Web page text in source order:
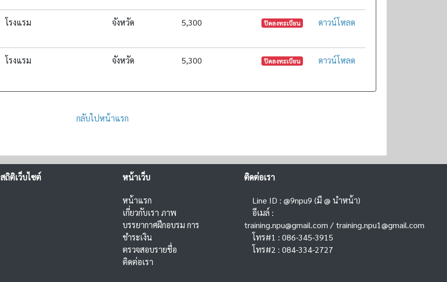
โรงแรม จังหวัด 5,300 ปิดลงทะเบียน ดาวน์โหลด
โรงแรม จังหวัด 5,300 ปิดลงทะเบียน ดาวน์โหลด
กลับไปหน้าแรก
สถิติเว็บไซต์ หน้าเว็บ
หน้าแรก
เกี่ยวกับเรา ภาพ
บรรยากาศฝึกอบรม การ
ชำระเงิน
ตรวจสอบรายชื่อ
ติดต่อเรา
ติดต่อเรา
Line ID : @9npu9 (มี @ นำหน้า)
อีเมล์ :
training.npu@gmail.com / training.npu1@gmail.com
โทร#1 : 086-345-3915
โทร#2 : 084-334-2727